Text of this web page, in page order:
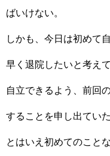
ばいけない。
しかも、今日は初めて
早く退院したいと考え
自立できるよう、前回
することを申し出ていた
とはいえ初めてのこと